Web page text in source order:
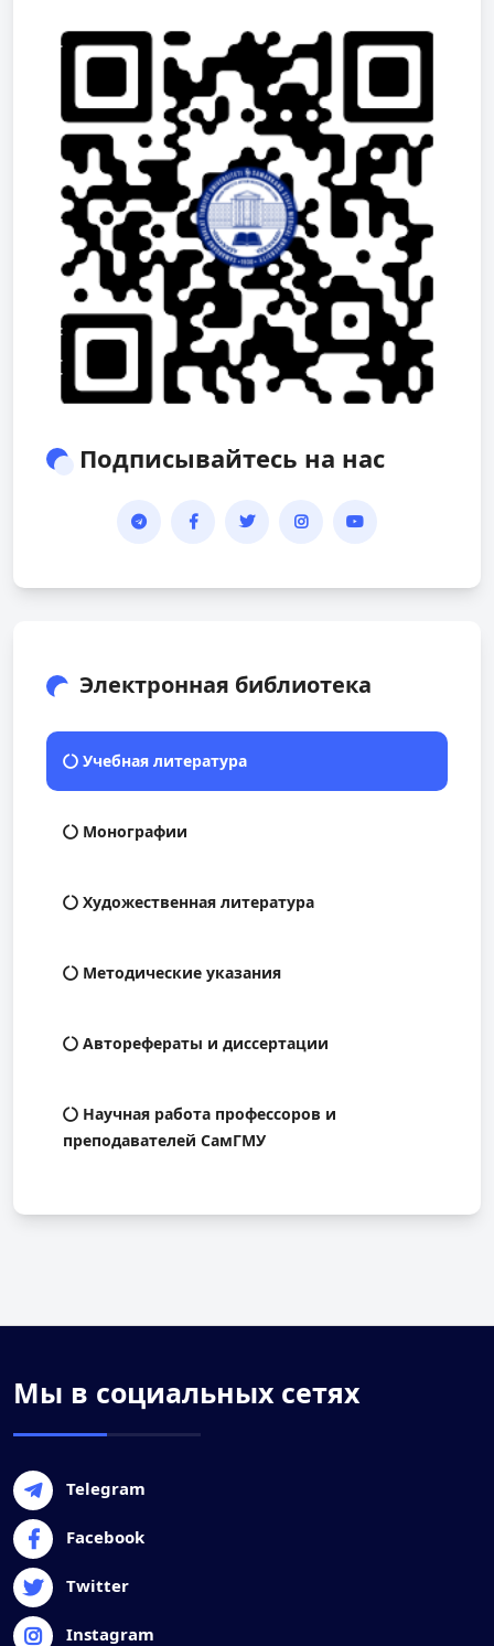
Подписывайтесь на нас
Электронная библиотека
Учебная литература
Монографии
Художественная литература
Методические указания
Авторефераты и диссертации
Научная работа профессоров и
преподавателей СамГМУ
Мы в социальных сетях
Telegram
Facebook
Twitter
Instagram